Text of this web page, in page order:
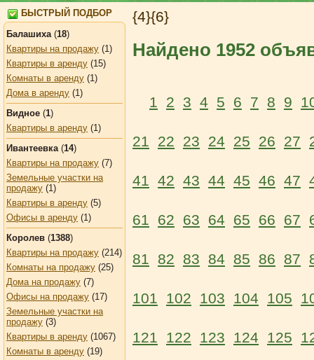
БЫСТРЫЙ ПОДБОР
Балашиха(18)
Квартиры на продажу (1)
Квартиры в аренду (15)
Комнаты в аренду (1)
Дома в аренду (1)
Видное (1)
Квартиры в аренду (1)
Ивантеевка(14)
Квартиры на продажу (7)
Земельные участки на
продажу (1)
Квартиры в аренду (5)
Офисы в аренду (1)
Королев (1388)
Квартиры на продажу (214)
Комнаты на продажу (25)
Дома на продажу (7)
Офисы на продажу (17)
Земельные участки на
продажу (3)
Квартиры в аренду (1067)
Комнаты в аренду (19)
{4}{6}
Найдено 1952
1 2 3 4 5 6 7 8 9
21 22 23 24 25 26 27
41 42 43 44 45 46 47
61 62 63 64 65 66 67
81 82 83 84 85 86 87
101 102 103 104 105
121 122 123 124 125